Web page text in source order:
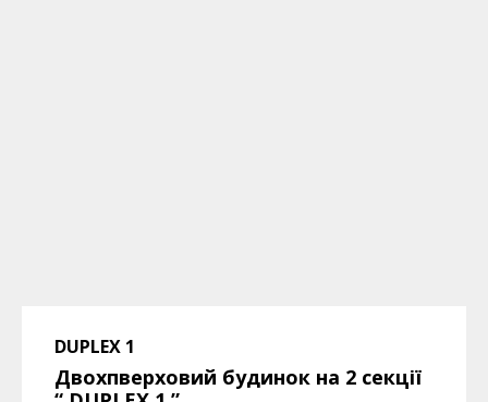
DUPLEX 1
Двохпверховий будинок на 2 секції